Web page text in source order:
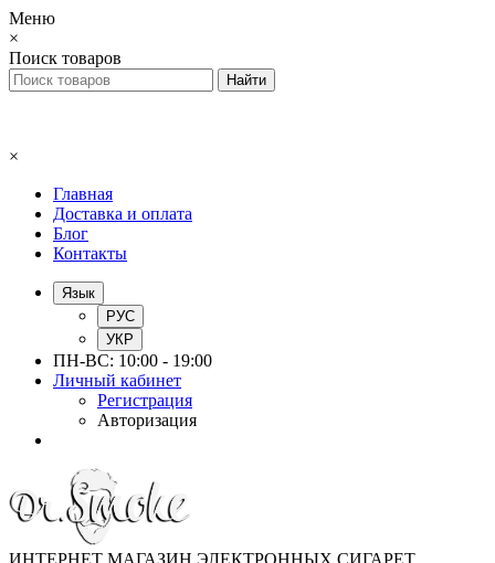
Меню
×
Поиск товаров
×
Главная
Доставка и оплата
Блог
Контакты
Язык
РУС
УКР
ПН-ВС: 10:00 - 19:00
Личный кабинет
Регистрация
Авторизация
ИНТЕРНЕТ МАГАЗИН ЭЛЕКТРОННЫХ СИГАРЕТ